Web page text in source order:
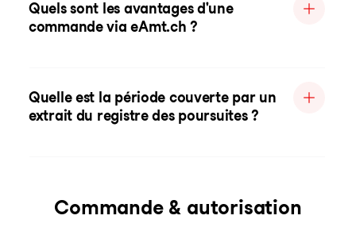
Quels sont les avantages d'une
commande via eAmt.ch ?
Quelle est la période couverte par un
extrait du registre des poursuites ?
Commande & autorisation